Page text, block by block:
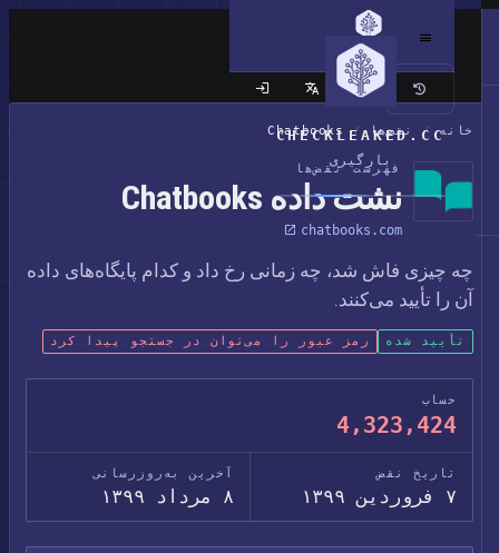
CHECKLEAKED.CC
بارگیری
سایت کلاسیک
خانه / نقض‌ها /
Chatbooks
فهرست نقض‌ها
نشت داده Chatbooks
chatbooks.com
چه چیزی فاش شد، چه زمانی رخ داد و کدام پایگاه‌های داده
آن را تأیید می‌کنند.
تأیید شده رمز عبور را می‌توان در جستجو پیدا کرد
حساب
4,323,424
تاریخ نقض آخرین به‌روزرسانی